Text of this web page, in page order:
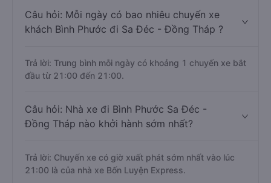
Câu hỏi: Mỗi ngày có bao nhiêu chuyến xe
khách Bình Phước đi Sa Đéc - Đồng Tháp ?
Trả lời: Trung bình mỗi ngày có khoảng 1 chuyến xe bắt
đầu từ 21:00 đến 21:00.
Câu hỏi: Nhà xe đi Bình Phước Sa Đéc -
Đồng Tháp nào khởi hành sớm nhất?
Trả lời: Chuyến xe có giờ xuất phát sớm nhất vào lúc
21:00 là của nhà xe Bốn Luyện Express.